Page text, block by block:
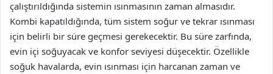
çalıştırıldığında sistemin ısınmasının zaman almasıdır.
Kombi kapatıldığında, tüm sistem soğur ve tekrar ısınması
için belirli bir süre geçmesi gerekecektir. Bu süre zarfında,
evin içi soğuyacak ve konfor seviyesi düşecektir. Özellikle
soğuk havalarda, evin ısınması için harcanan zaman ve